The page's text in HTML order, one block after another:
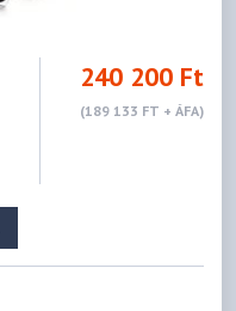
240 200 Ft
(189 133 FT + ÁFA)